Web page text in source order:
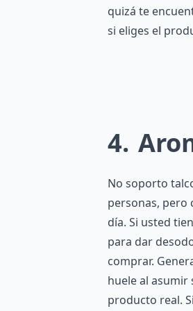
quizá te
si eliges el
4
No soporto
personas, pero
día. Si usted
para dar
comprar.
huele al asumir
producto real.